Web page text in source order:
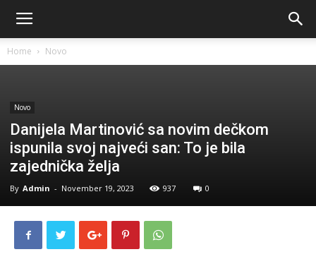
Home Novo
Novo
Danijela Martinović sa novim dečkom
ispunila svoj najveći san: To je bila
zajednička želja
By Admin - November 19, 2023 937 0